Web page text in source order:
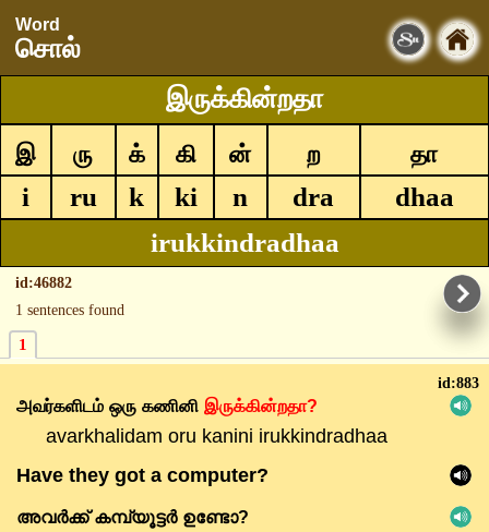
Word
சொல்
இருக்கின்றதா
இ ரு க் கி ன் ற தா
i ru k ki n dra
dhaa
irukkindradhaa
id:46882
1 sentences found
1
id:883
அவர்களிடம் ஒரு கணினி இருக்கின்றதா?
avarkhalidam oru kanini irukkindradhaa
Have they got a computer?
അവർക്ക് കമ്പ്യൂട്ടർ ഉണ്ടോ?